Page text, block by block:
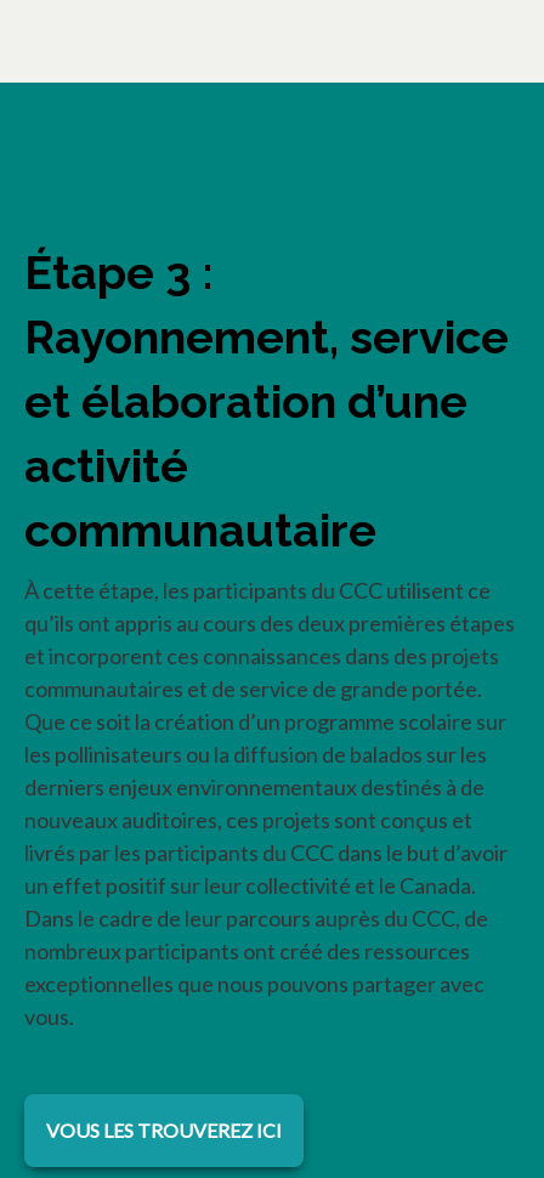
Étape 3 :
Rayonnement, service
et élaboration d’une
activité
communautaire
À cette étape, les participants du CCC utilisent ce
qu’ils ont appris au cours des deux premières étapes
et incorporent ces connaissances dans des projets
communautaires et de service de grande portée.
Que ce soit la création d’un programme scolaire sur
les pollinisateurs ou la diffusion de balados sur les
derniers enjeux environnementaux destinés à de
nouveaux auditoires, ces projets sont conçus et
livrés par les participants du CCC dans le but d’avoir
un effet positif sur leur collectivité et le Canada.
Dans le cadre de leur parcours auprès du CCC, de
nombreux participants ont créé des ressources
exceptionnelles que nous pouvons partager avec
vous.
VOUS LES TROUVEREZ ICI